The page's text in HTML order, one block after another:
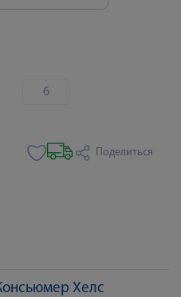
Хелс
6
Поделиться